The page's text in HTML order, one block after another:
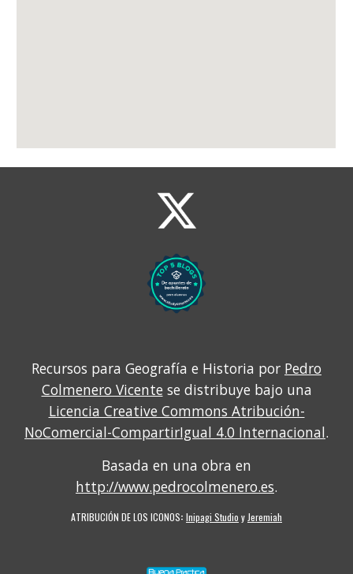
Recursos para Geografía e Historia por Pedro
Colmenero Vicente se distribuye bajo una
Licencia Creative Commons Atribución-
NoComercial-CompartirIgual 4.0 Internacional.
Basada en una obra en
http://www.pedrocolmenero.es.
ATRIBUCIÓN DE LOS ICONOS: Inipagi Studio y Jeremiah